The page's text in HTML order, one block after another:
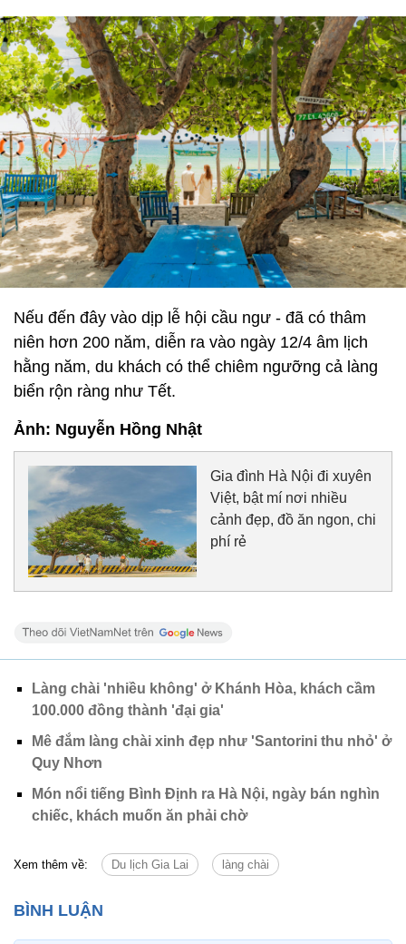
Nếu đến đây vào dịp lễ hội cầu ngư - đã có thâm
niên hơn 200 năm, diễn ra vào ngày 12/4 âm lịch
hằng năm, du khách có thể chiêm ngưỡng cả làng
biển rộn ràng như Tết.
Ảnh: Nguyễn Hồng Nhật
Gia đình Hà Nội đi xuyên
Việt, bật mí nơi nhiều
cảnh đẹp, đồ ăn ngon, chi
phí rẻ
Làng chài 'nhiều không' ở Khánh Hòa, khách cầm
100.000 đồng thành 'đại gia'
Mê đắm làng chài xinh đẹp như 'Santorini thu nhỏ' ở
Quy Nhơn
Món nổi tiếng Bình Định ra Hà Nội, ngày bán nghìn
chiếc, khách muốn ăn phải chờ
Xem thêm về: Du lịch Gia Lai làng chài